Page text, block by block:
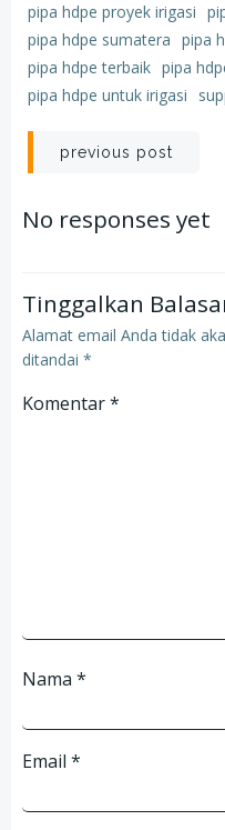
pipa hdpe proyek irigasi
pipa hdpe sumatera pipa
pipa hdpe terbaik pipa
pipa hdpe untuk irigasi
Post
navigation
previous post
No responses yet
Tinggalkan
Alamat email Anda tidak
ditandai *
Komentar*
Nama *
Email *